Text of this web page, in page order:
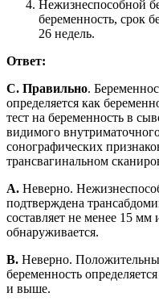
Нежизнеспособной
беременность, срок
26 недель.
Ответ:
C. Правильно.
определяется как
тест на беременность в
видимого
сонографических
трансвагинальном
A. Неверно.
подтверждена
составляет не менее 15 мм
обнаруживается.
B. Неверно.
беременность
и выше.